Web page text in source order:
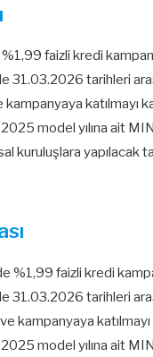
faizli kredi
31.03.2026 tarihleri
katılmayı
model yılına ait
kuruluşlara yapılacak
%1,99 faizli kredi
31.03.2026 tarihleri
kampanyaya
2025 model yılına ait